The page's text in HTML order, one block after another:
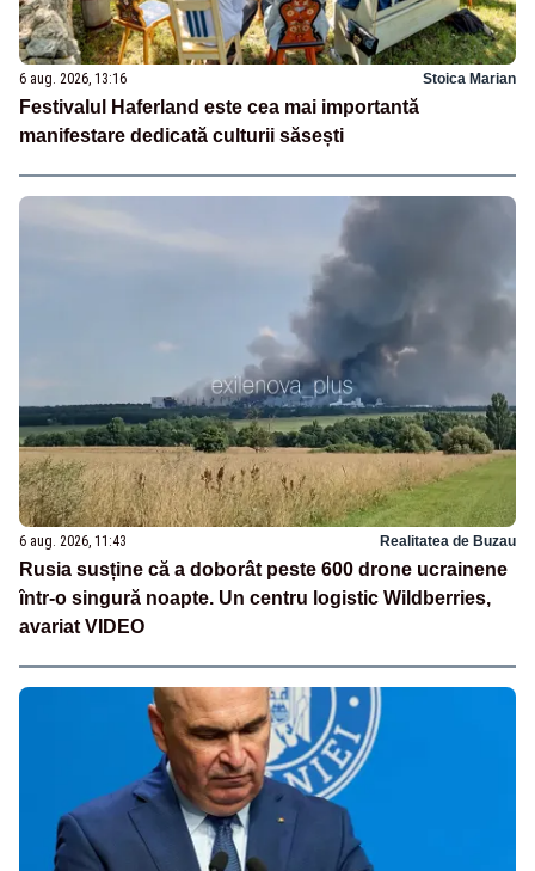
6 aug. 2026, 13:16 Stoica Marian
Festivalul Haferland este cea mai importantă
manifestare dedicată culturii săsești
6 aug. 2026, 11:43 Realitatea de Buzau
Rusia susține că a doborât peste 600 drone ucrainene
într-o singură noapte. Un centru logistic Wildberries,
avariat VIDEO